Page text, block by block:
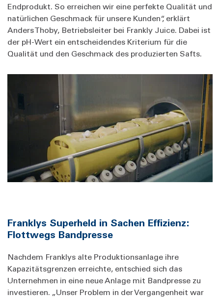
Endprodukt. So erreichen wir eine perfekte Qualität und
natürlichen Geschmack für unsere Kunden“, erklärt
Anders Thoby, Betriebsleiter bei Frankly Juice. Dabei ist
der pH-Wert ein entscheidendes Kriterium für die
Qualität und den Geschmack des produzierten Safts.
Franklys Superheld in Sachen Effizienz:
Flottwegs Bandpresse
Nachdem Franklys alte Produktionsanlage ihre
Kapazitätsgrenzen erreichte, entschied sich das
Unternehmen in eine neue Anlage mit Bandpresse zu
investieren. „Unser Problem in der Vergangenheit war